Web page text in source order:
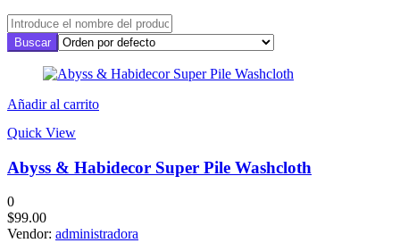
Añadir al carrito
Quick View
Abyss & Habidecor Super Pile Washcloth
0
$99.00
Vendor: administradora